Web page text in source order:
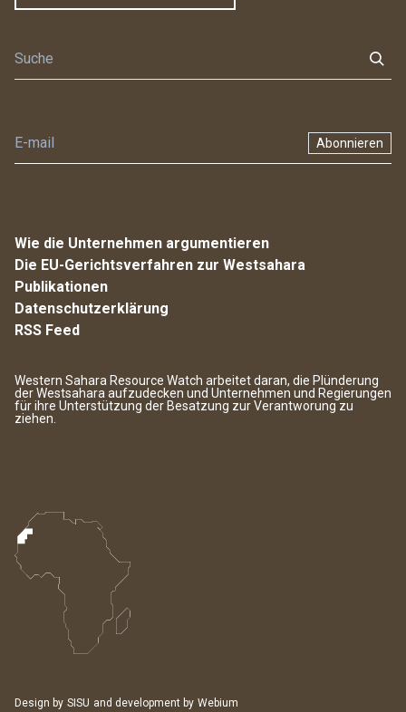
Abonnieren
Wie die Unternehmen argumentieren
Die EU-Gerichtsverfahren zur Westsahara
Publikationen
Datenschutzerklärung
RSS Feed
Western Sahara Resource Watch arbeitet daran, die Plünderung
der Westsahara aufzudecken und Unternehmen und Regierungen
für ihre Unterstützung der Besatzung zur Verantworung zu
ziehen.
Design by SISU and development by Webium